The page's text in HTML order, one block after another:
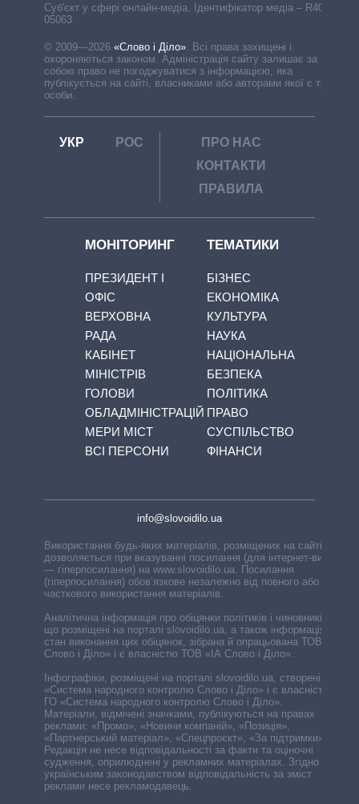
Cуб'єкт у сфері онлайн-медіа. Ідентифікатор медіа – R40-
05063
© 2009—2026 «Слово і Діло»
Всі права захищені і
охороняються законом. Адміністрація сайту залишає за
собою право не погоджуватися з інформацією, яка
публікується на сайті, власниками або авторами якої є треті
особи.
УКР РОС
ПРО НАС
КОНТАКТИ
ПРАВИЛА
МОНІТОРИНГ
ПРЕЗИДЕНТ І
ОФІС
ВЕРХОВНА
РАДА
КАБІНЕТ
МІНІСТРІВ
ГОЛОВИ
ОБЛАДМІНІСТРАЦІЙ
МЕРИ МІСТ
ВСІ ПЕРСОНИ
ТЕМАТИКИ
БІЗНЕС
ЕКОНОМІКА
КУЛЬТУРА
НАУКА
НАЦІОНАЛЬНА
БЕЗПЕКА
ПОЛІТИКА
ПРАВО
СУСПІЛЬСТВО
ФІНАНСИ
info@slovoidilo.ua
Використання будь-яких матеріалів, розміщених на сайті,
дозволяється при вказуванні посилання (для інтернет-видань
— гіперпосилання) на www.slovoidilo.ua. Посилання
(гіперпосилання) обов’язкове незалежно від повного або
часткового використання матеріалів.
Аналітична інформація про обіцянки політиків і чиновників,
що розміщені на порталі slovoidilo.ua, а також інформація про
стан виконання цих обіцянок, зібрана й опрацьована ТОВ «ІА
Слово і Діло» і є власністю ТОВ «ІА Слово і Діло».
Інфографіки, розміщені на порталі slovoidilo.ua, створені ГО
«Система народного контролю Слово і Діло» і є власністю
ГО «Система народного контролю Слово і Діло».
Матеріали, відмічені значками, публікуються на правах
реклами: «Промо», «Новини компаній», «Позиція»,
«Партнерський матеріал», «Спецпроєкт», «За підтримки».
Редакція не несе відповідальності за факти та оціночні
судження, оприлюднені у рекламних матеріалах. Згідно з
українським законодавством відповідальність за зміст
реклами несе рекламодавець.